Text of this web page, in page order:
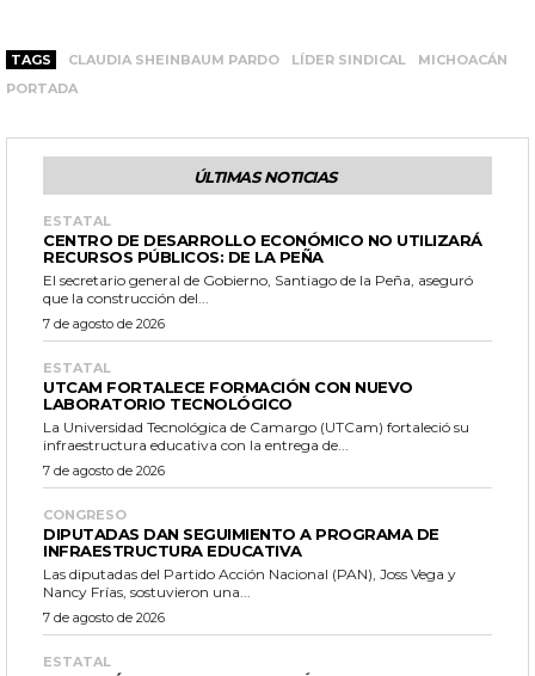
TAGS CLAUDIA SHEINBAUM PARDO LÍDER SINDICAL
MICHOACÁN
PORTADA
ÚLTIMAS NOTICIAS
ESTATAL
CENTRO DE DESARROLLO ECONÓMICO NO UTILIZARÁ
RECURSOS PÚBLICOS: DE LA PEÑA
El secretario general de Gobierno, Santiago de la Peña, aseguró
que la construcción del...
7 de agosto de 2026
ESTATAL
UTCAM FORTALECE FORMACIÓN CON NUEVO
LABORATORIO TECNOLÓGICO
La Universidad Tecnológica de Camargo (UTCam) fortaleció su
infraestructura educativa con la entrega de...
7 de agosto de 2026
CONGRESO
DIPUTADAS DAN SEGUIMIENTO A PROGRAMA DE
INFRAESTRUCTURA EDUCATIVA
Las diputadas del Partido Acción Nacional (PAN), Joss Vega y
Nancy Frías, sostuvieron una...
7 de agosto de 2026
ESTATAL